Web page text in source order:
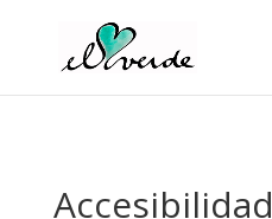
Accesibilidad